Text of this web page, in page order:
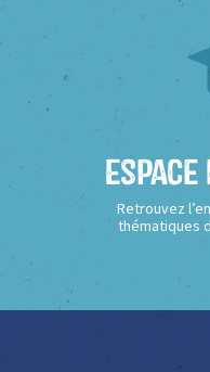
Retrouvez
thématiques